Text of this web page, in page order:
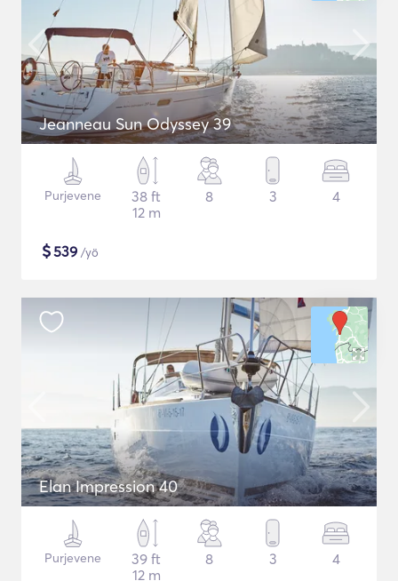
Jeanneau Sun Odyssey 39
Purjevene
38 ft
12 m
8 3 4
$539 /yö
Elan Impression 40
Purjevene
39 ft
12 m
8 3 4